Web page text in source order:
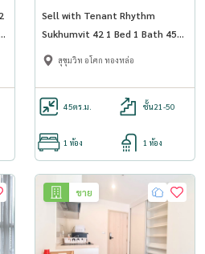
Sell with Tenant Rhythm
Sukhumvit 42 1 Bed 1 Bath 45
sqm Floor 33 - OJ_028_RT42
สุขุมวิท อโศก ทองหล่อ
45ตร.ม. ชั้น21-50
1 ห้อง 1 ห้อง
ขาย